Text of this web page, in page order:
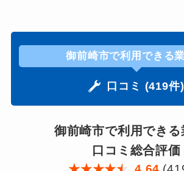
御前崎市で利用できる
口コミ (419件)
御前崎市で利用できる
口コミ総合評価